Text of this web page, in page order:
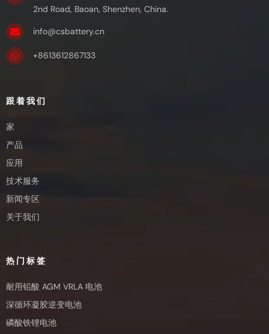
2nd Road, Baoan, Shenzhen, China.
info@csbattery.cn
+8613612867133
跟着我们
家
产品
应用
技术服务
新闻专区
关于我们
热门标签
耐用铅酸 AGM VRLA 电池
深循环凝胶逆变电池
磷酸铁锂电池